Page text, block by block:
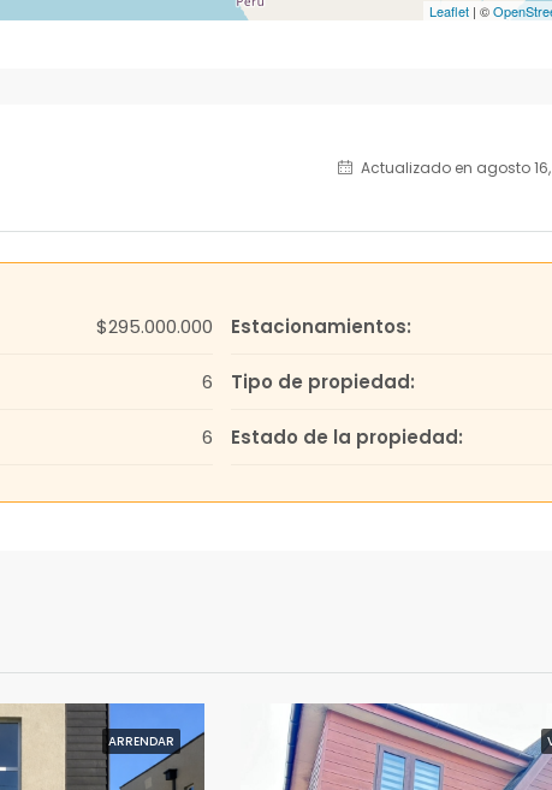
Leaflet | ©
Actualizado en agosto
$295.000.000
6
6
Estacionamientos:
Tipo de propiedad:
Estado de la propiedad:
ARRENDAR